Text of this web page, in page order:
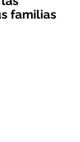
familias